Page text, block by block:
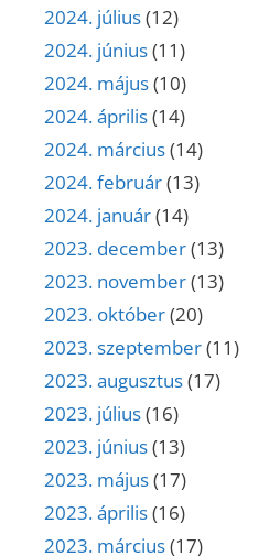
2024. július(12)
2024. június(11)
2024. május(10)
2024. április(14)
2024. március(14)
2024. február(13)
2024. január(14)
2023. december(13)
2023. november(13)
2023. október(20)
2023. szeptember(11)
2023. augusztus(17)
2023. július(16)
2023. június(13)
2023. május(17)
2023. április(16)
2023. március(17)